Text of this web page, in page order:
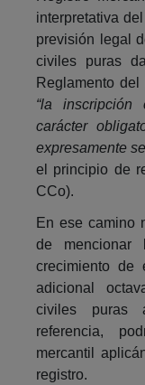
interpretativa
previsión legal
civiles puras
Reglamento
“la inscripción
carácter
expresamente
el principio de
CCo).
En ese camino
de
crecimiento de
adicional
civiles puras
referencia,
mercantil
registro.